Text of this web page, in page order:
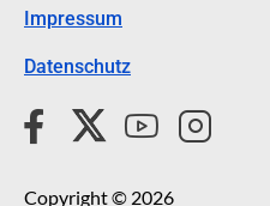
Impressum
Datenschutz
Copyright © 2026